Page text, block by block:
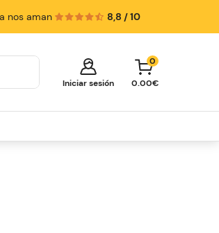
nos aman 8,8 / 10
Iniciar sesión
0
0.00€
¡Tu carrito está vacío!